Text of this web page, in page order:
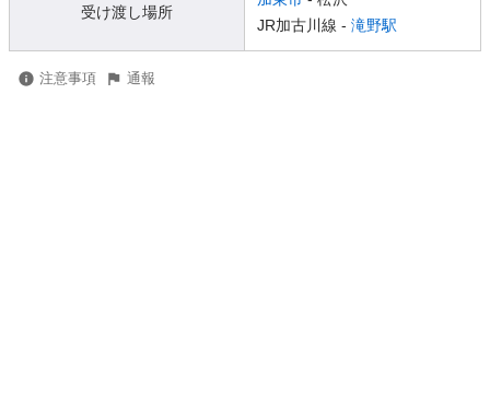
受け渡し場所
JR加古川線 - 滝野駅
注意事項 通報